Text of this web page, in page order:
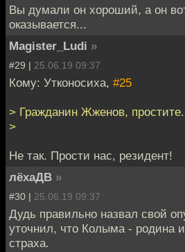
Вы думали он хороший, а он
оказывается...
Magister_Ludi »
#29 | 25.06.19 09:37
Кому: Утконосиха, #25
> Гражданин Жженов, простите.
>
Не так. Прости нас, резидент!
лёхаДВ »
#30 | 25.06.19 09:37
Дудь правильно назвал свой
уточнил, что Колыма - родина
страха.